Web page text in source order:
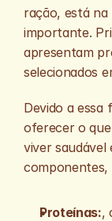
ração, está
importante.
apresentam
selecionados
Devido a essa
oferecer o
viver saudável
componentes,
Proteínas:,